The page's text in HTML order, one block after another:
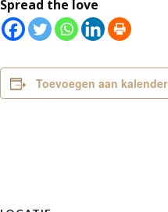
Spread the love
Toevoegen aan kalender